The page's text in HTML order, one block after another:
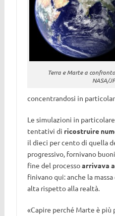
Terra e Marte a
NASA/
concentrandosi in
Le simulazioni in
tentativi di ricostruire
il dieci per cento di quella
progressivo, fornivano
fine del processoarrivava
finivano qui: anche la
alta rispetto alla realtà.
«Capire perché Marte è